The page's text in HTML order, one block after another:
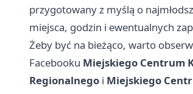
przygotowany z myślą o
miejsca, godzin i ewentualnych
Żeby być na bieżąco, warto
Facebooku Miejskiego Centrum
Regionalnego i Miejskiego